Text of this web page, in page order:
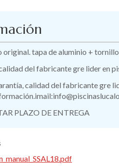
original. tapa de aluminio +
del fabricante gre lider en
calidad del fabricante gre
PLAZO DE ENTREGA